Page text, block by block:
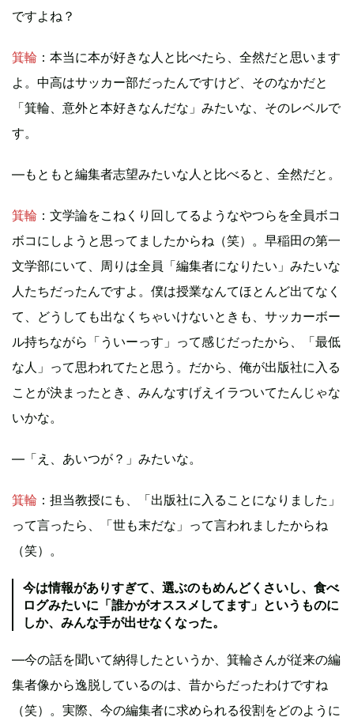
ですよね？
箕輪 ：本当に本が好きな人と比べたら、全然だと思います
よ。中高はサッカー部だったんですけど、そのなかだと
「箕輪、意外と本好きなんだな」みたいな、そのレベルで
す。
—もともと編集者志望みたいな人と比べると、全然だと。
箕輪 ：文学論をこねくり回してるようなやつらを全員ボコ
ボコにしようと思ってましたからね（笑）。早稲田の第一
文学部にいて、周りは全員「編集者になりたい」みたいな
人たちだったんですよ。僕は授業なんてほとんど出てなく
て、どうしても出なくちゃいけないときも、サッカーボー
ル持ちながら「ういーっす」って感じだったから、「最低
な人」って思われてたと思う。だから、俺が出版社に入る
ことが決まったとき、みんなすげえイラついてたんじゃな
いかな。
—「え、あいつが？」みたいな。
箕輪 ：担当教授にも、「出版社に入ることになりました」
って言ったら、「世も末だな」って言われましたからね
（笑）。
今は情報がありすぎて、選ぶのもめんどくさいし、食べ
ログみたいに「誰かがオススメしてます」というものに
しか、みんな手が出せなくなった。
—今の話を聞いて納得したというか、箕輪さんが従来の編
集者像から逸脱しているのは、昔からだったわけですね
（笑）。実際、今の編集者に求められる役割をどのように